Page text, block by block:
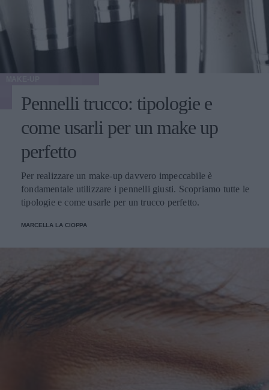
Pennelli trucco: tipologie e
come usarli per un make up
perfetto
Per realizzare un make-up davvero impeccabile è
fondamentale utilizzare i pennelli giusti. Scopriamo tutte le
tipologie e come usarle per un trucco perfetto.
MARCELLA LA CIOPPA